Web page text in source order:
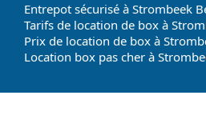
Entrepot sécurisé à Strombeek
Tarifs de location de box à
Prix de location de box à
Location box pas cher à